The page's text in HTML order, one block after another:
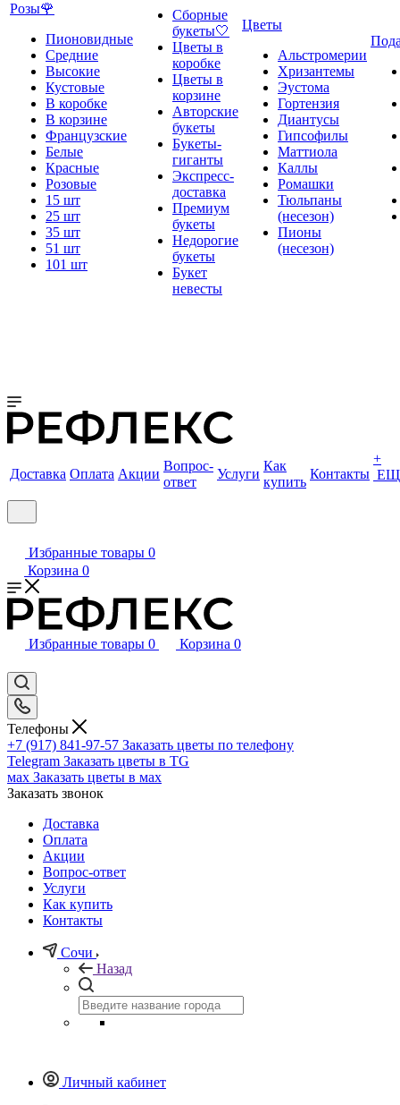
Розы🌹
Пионовидные
Средние
Высокие
Кустовые
В коробке
В корзине
Французские
Белые
Красные
Розовые
15 шт
25 шт
35 шт
51 шт
101 шт
Сборные
букеты🤍
Цветы в
коробке
Цветы в
корзине
Авторские
букеты
Букеты-
гиганты
Экспресс-
доставка
Премиум
букеты
Недорогие
букеты
Букет
невесты
Цветы
Альстромерии
Хризантемы
Эустома
Гортензия
Диантусы
Гипсофилы
Маттиола
Каллы
Ромашки
Тюльпаны
(несезон)
Пионы
(несезон)
Доставка Оплата Акции
Вопрос-
ответ
Услуги
Как
купить
Контакты
+
Избранные товары 0
Корзина 0
Избранные товары 0 Корзина 0
Телефоны
+7 (917) 841-97-57 Заказать цветы по телефону
Telegram Заказать цветы в TG
мах Заказать цветы в мах
Заказать звонок
Доставка
Оплата
Акции
Вопрос-ответ
Услуги
Как купить
Контакты
Сочи
Назад
Личный кабинет